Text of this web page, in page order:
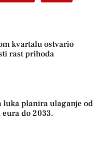
kvartalu ostvario
rast prihoda
luka planira ulaganje od
do 2033.